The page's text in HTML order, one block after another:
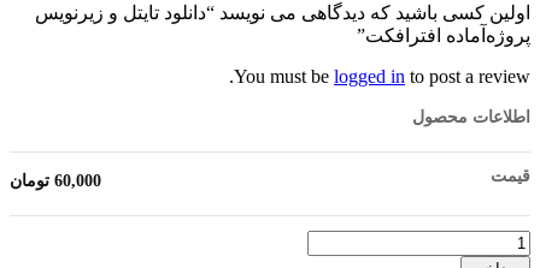
اولین کسی باشید که دیدگاهی می نویسد “دانلود تایتل و زیرنویس‌
پروژه‌آماده افترافکت”
You must be logged in to post a review.
اطلاعات محصول
قیمت 60,000 تومان
تعداد